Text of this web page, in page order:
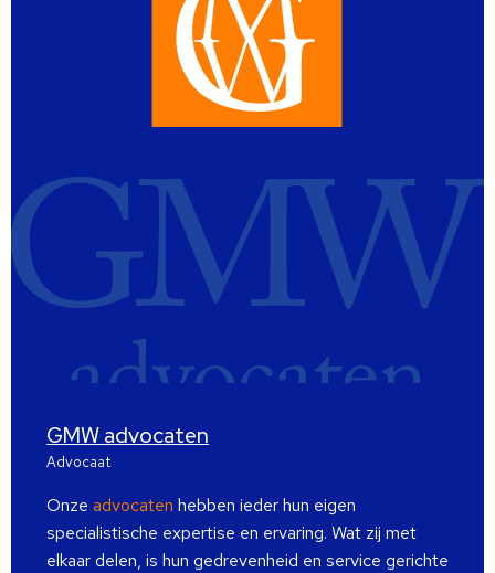
GMW advocaten
Advocaat
Onze advocaten hebben ieder hun eigen
specialistische expertise en ervaring. Wat zij met
elkaar delen, is hun gedrevenheid en service gerichte